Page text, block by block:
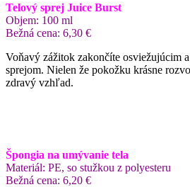
Telový sprej Juice Burst
Objem: 100 ml
Bežná cena: 6,30 €
Voňavý zážitok zakončíte osviežujúcim
sprejom. Nielen že pokožku krásne
zdravý vzhľad.
Špongia na umývanie tela
Materiál: PE, so stužkou z polyesteru
Bežná cena: 6,20 €